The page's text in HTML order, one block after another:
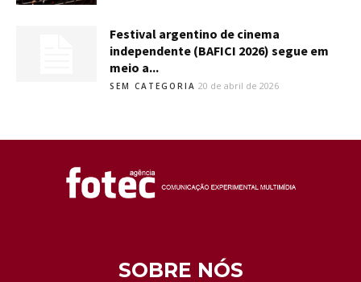
Festival argentino de cinema
independente (BAFICI 2026) segue em
meio a...
SEM CATEGORIA 20 de abril de 2026
SOBRE NÓS